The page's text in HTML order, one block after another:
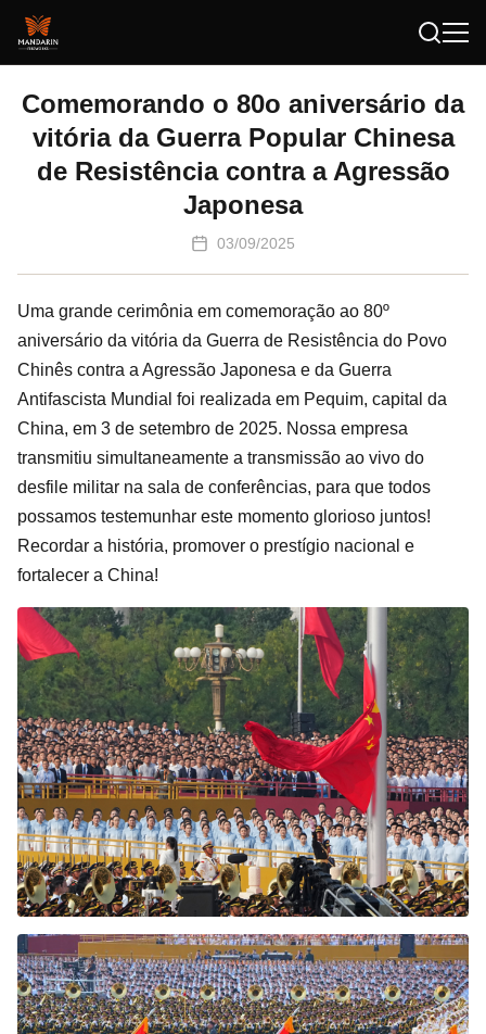
Comemorando o 80o aniversário da
vitória da Guerra Popular Chinesa
de Resistência contra a Agressão
Japonesa
03/09/2025
Uma grande cerimônia em comemoração ao 80º
aniversário da vitória da Guerra de Resistência do Povo
Chinês contra a Agressão Japonesa e da Guerra
Antifascista Mundial foi realizada em Pequim, capital da
China, em 3 de setembro de 2025. Nossa empresa
transmitiu simultaneamente a transmissão ao vivo do
desfile militar na sala de conferências, para que todos
possamos testemunhar este momento glorioso juntos!
Recordar a história, promover o prestígio nacional e
fortalecer a China!